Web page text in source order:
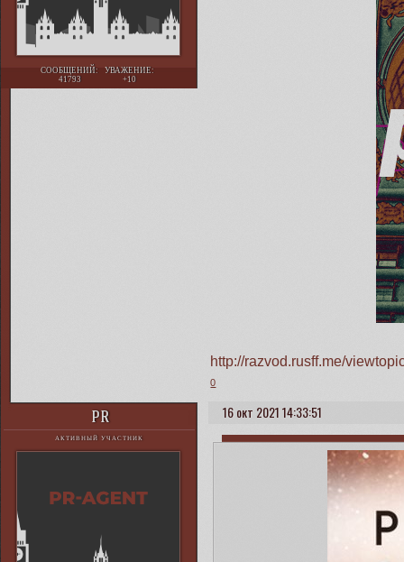
СООБЩЕНИЙ:
41793
УВАЖЕНИЕ:
+10
http://razvod.rusff.me/
0
16 окт 2021 14:33:51
PR
АКТИВНЫЙ УЧАСТНИК